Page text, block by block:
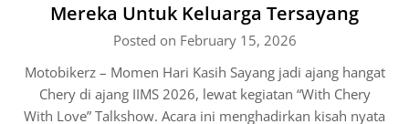
Mereka Untuk Keluarga Tersayang
Posted on February 15, 2026
Motobikerz – Momen Hari Kasih Sayang jadi ajang hangat
Chery di ajang IIMS 2026, lewat kegiatan “With Chery
With Love” Talkshow. Acara ini menghadirkan kisah nyata